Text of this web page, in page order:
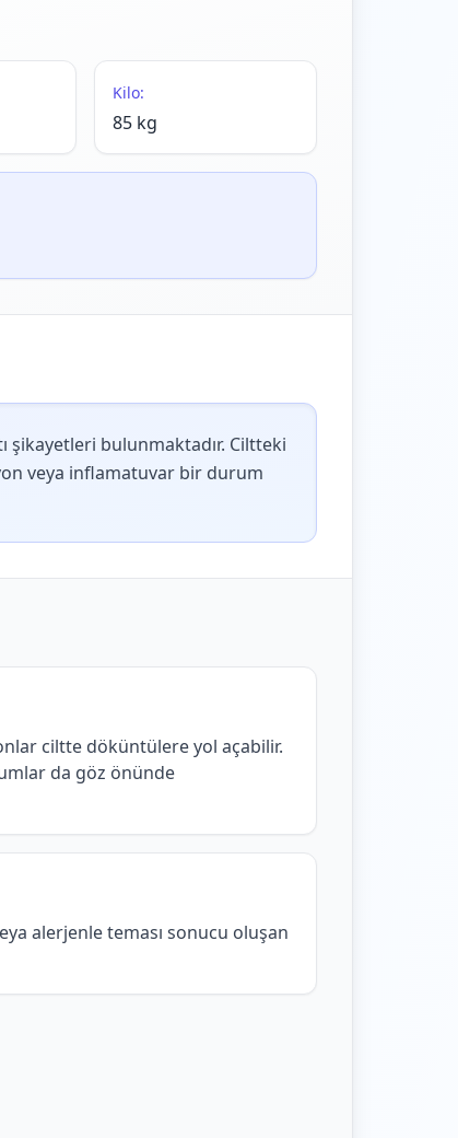
Kilo:
85 kg
şikayetleri bulunmaktadır. Ciltteki
veya inflamatuvar bir durum
ciltte döküntülere yol açabilir.
da göz önünde
alerjenle teması sonucu oluşan